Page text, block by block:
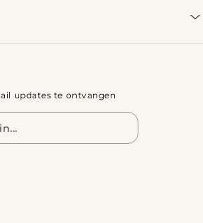
updates te ontvangen